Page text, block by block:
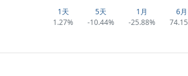
1天
1.27%
5天
-10.44%
1月
-25.88%
6月